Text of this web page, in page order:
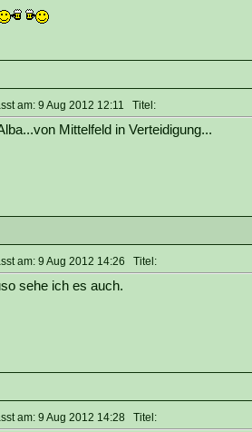
am: 9 Aug 2012 12:11 Titel:
Mittelfeld in Verteidigung...
am: 9 Aug 2012 14:26 Titel:
sehe ich es auch.
am: 9 Aug 2012 14:28 Titel: